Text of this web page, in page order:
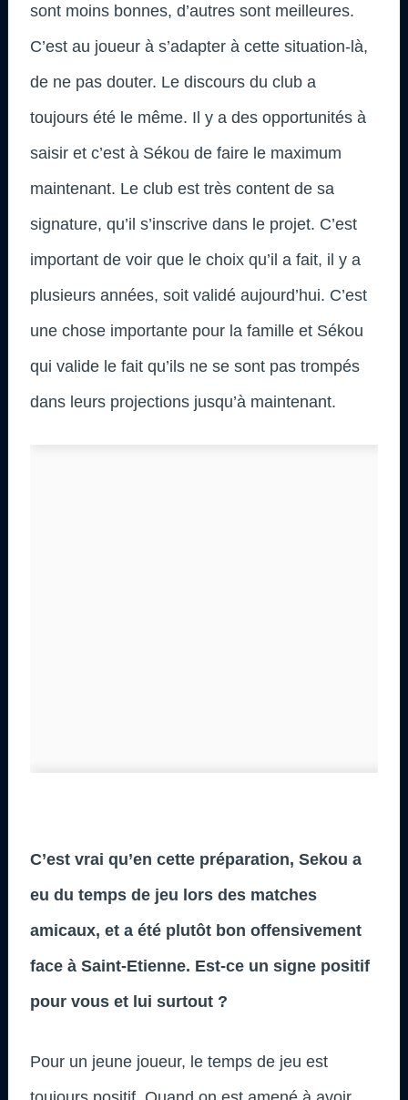
sont moins bonnes, d’autres sont meilleures.
C’est au joueur à s’adapter à cette situation-là,
de ne pas douter. Le discours du club a
toujours été le même. Il y a des opportunités à
saisir et c’est à Sékou de faire le maximum
maintenant. Le club est très content de sa
signature, qu’il s’inscrive dans le projet. C’est
important de voir que le choix qu’il a fait, il y a
plusieurs années, soit validé aujourd’hui. C’est
une chose importante pour la famille et Sékou
qui valide le fait qu’ils ne se sont pas trompés
dans leurs projections jusqu’à maintenant.
C’est vrai qu’en cette préparation, Sekou a
eu du temps de jeu lors des matches
amicaux, et a été plutôt bon offensivement
face à Saint-Etienne. Est-ce un signe positif
pour vous et lui surtout ?
Pour un jeune joueur, le temps de jeu est